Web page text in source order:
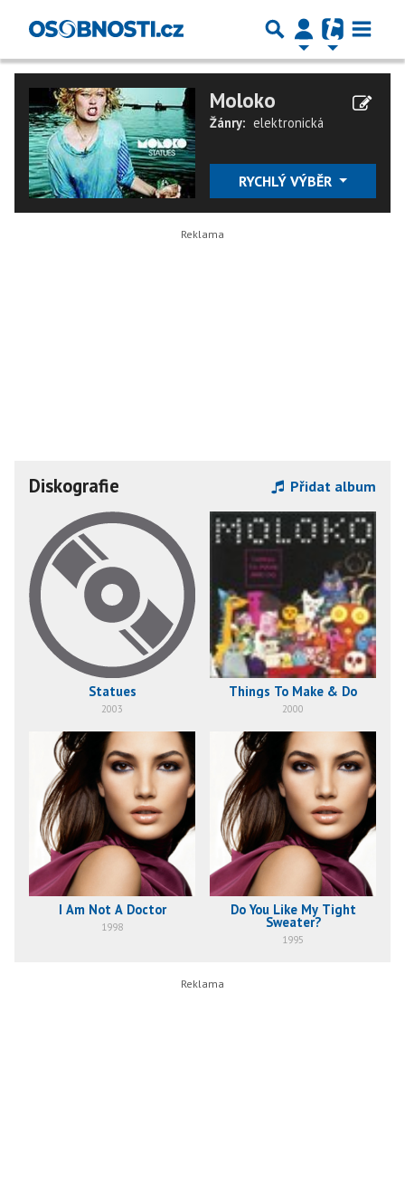
Moloko
Žánry: elektronická
RYCHLÝ VÝBĚR
Diskografie Přidat album
Statues
2003
Things To Make & Do
2000
I Am Not A Doctor
1998
Do You Like My Tight
Sweater?
1995